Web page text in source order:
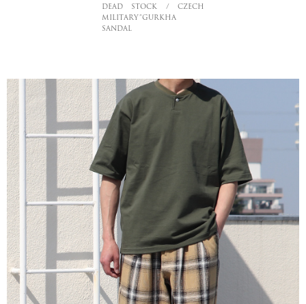
DEAD STOCK / CZECH
MILITARY”GURKHA
SANDAL